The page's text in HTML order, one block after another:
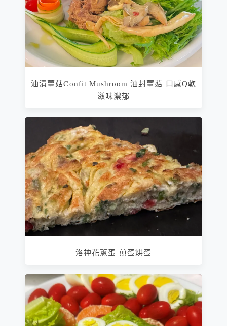
油漬蕈菇Confit Mushroom 油封蕈菇 口感Q軟
滋味濃郁
洛神花蔥蛋 煎蛋烘蛋